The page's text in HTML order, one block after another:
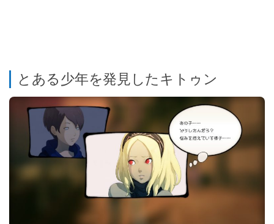
とある少年を発見したキトゥン